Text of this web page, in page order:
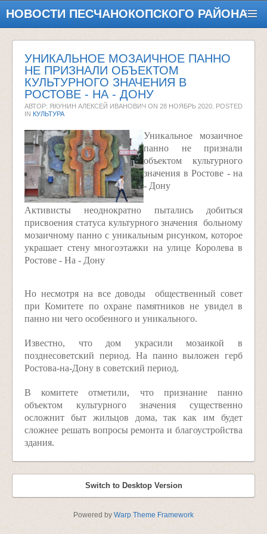
НОВОСТИ ПЕСЧАНОКОПСКОГО РАЙОНА
УНИКАЛЬНОЕ МОЗАИЧНОЕ ПАННО
НЕ ПРИЗНАЛИ ОБЪЕКТОМ
КУЛЬТУРНОГО ЗНАЧЕНИЯ В
РОСТОВЕ - НА - ДОНУ
АВТОР: ЯКУНИН АЛЕКСЕЙ ИВАНОВИЧ ON 28 НОЯБРЬ 2020 . POSTED
IN КУЛЬТУРА
Уникальное мозаичное
панно не признали
объектом культурного
значения в Ростове - на
- Дону
Активисты неоднократно пытались добиться
присвоения статуса культурного значения больному
мозаичному панно с уникальным рисунком, которое
украшает стену многоэтажки на улице Королева в
Ростове - На - Дону
Но несмотря на все доводы общественный совет
при Комитете по охране памятников не увидел в
панно ни чего особенного и уникального.
Известно, что дом украсили мозаикой в
позднесоветский период. На панно выложен герб
Ростова-на-Дону в советский период.
В комитете отметили, что признание панно
объектом культурного значения существенно
осложнит быт жильцов дома, так как им будет
сложнее решать вопросы ремонта и благоустройства
здания.
Switch to Desktop Version
Powered by Warp Theme Framework